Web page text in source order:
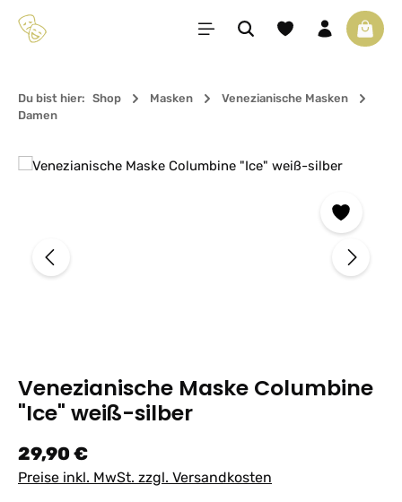
Zum Hauptinhalt springen Du hast 0 Produkte
Du bist hier: Shop Masken
Venezianische Masken
Damen
Bildergalerie überspringen
Venezianische Maske Columbine
"Ice" weiß-silber
Regulärer Preis:
29,90 €
Preise inkl. MwSt. zzgl. Versandkosten